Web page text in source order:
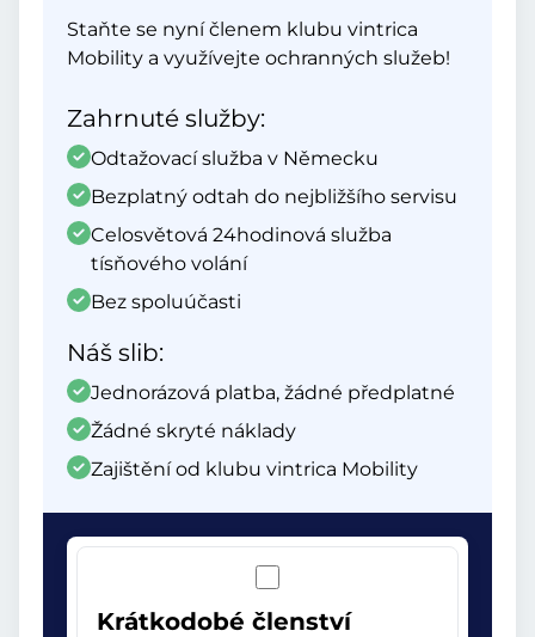
Staňte se nyní členem klubu vintrica
Mobility a využívejte ochranných služeb!
Zahrnuté služby:
Odtažovací služba v Německu
Bezplatný odtah do nejbližšího servisu
Celosvětová 24hodinová služba
tísňového volání
Bez spoluúčasti
Náš slib:
Jednorázová platba, žádné předplatné
Žádné skryté náklady
Zajištění od klubu vintrica Mobility
Krátkodobé členství